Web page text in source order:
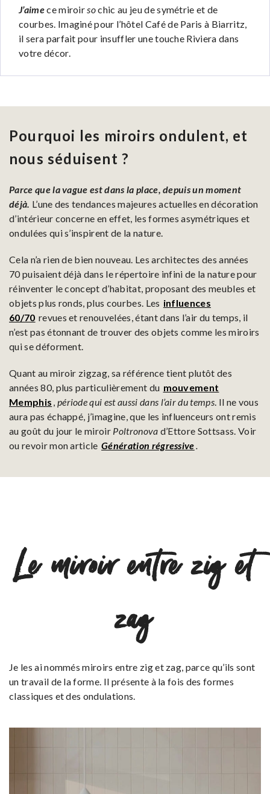
J’aimece miroir sochic au jeu de symétrie et de
courbes. Imaginé pour l’hôtel Café de Paris à Biarritz,
il sera parfait pour insuffler une touche Riviera dans
votre décor.
Pourquoi les miroirs ondulent, et
nous séduisent ?
Parce que la vague est dans la place, depuis un moment
déjà. L’une des tendances majeures actuelles en décoration
d’intérieur concerne en effet, les formes asymétriques et
ondulées qui s’inspirent de la nature.
Cela n’a rien de bien nouveau. Les architectes des années
70 puisaient déjà dans le répertoire infini de la nature pour
réinventer le concept d’habitat, proposant des meubles et
objets plus ronds, plus courbes. Les influences
60/70 revues et renouvelées, étant dans l’air du temps, il
n’est pas étonnant de trouver des objets comme les miroirs
qui se déforment.
Quant au miroir zigzag, sa référence tient plutôt des
années 80, plus particulièrement du mouvement
Memphis période qui est aussi dans l’air du temps . Il ne vous
aura pas échappé, j’imagine, que les influenceurs ont remis
au goût du jour le miroir Poltronova d’Ettore Sottsass. Voir
ou revoir mon article Génération régressive
Le miroir entre zig et
zag
Je les ai nommés miroirs entre zig et zag, parce qu’ils sont
un travail de la forme. Il présente à la fois des formes
classiques et des ondulations.